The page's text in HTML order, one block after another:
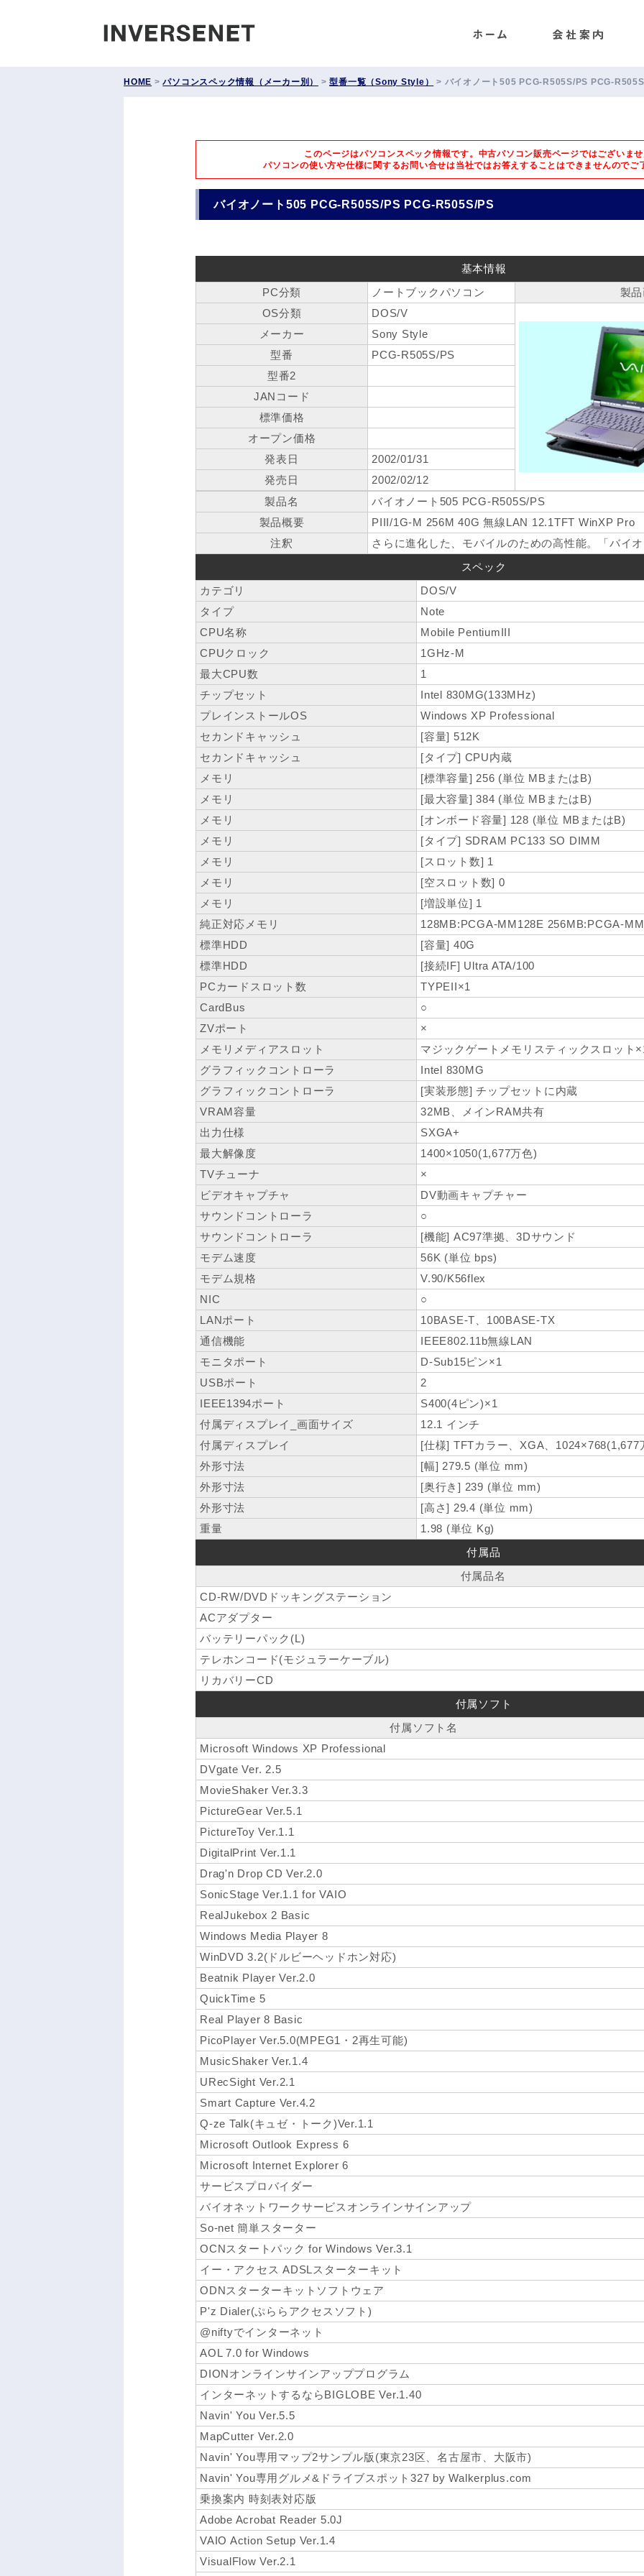
HOME >パソコンスペック情報（メーカー別） >型番一覧（Sony Style） > バイオノート505 PCG-R505S/PS PCG-
このページはパソコンスペック情報です。中古パソコン販売ページではございま
パソコンの使い方や仕様に関するお問い合せは当社ではお答えすることはできませんのでご
バイオノート505 PCG-R505S/PS PCG-R505S/PS
基本情報
PC分類
ノートブックパソコン
製
OS分類
DOS/V
メーカー
Sony Style
型番
PCG-R505S/PS
型番2
JANコード
標準価格
オープン価格
発表日
2002/01/31
発売日
2002/02/12
製品名
バイオノート505 PCG-R505S/PS
製品概要
PIII/1G-M 256M 40G 無線LAN 12.1TFT WinXP Pro
注釈
さらに進化した、モバイルのための高性能。「バイ
スペック
カテゴリ
DOS/V
タイプ
Note
CPU名称
Mobile PentiumIII
CPUクロック
1GHz-M
最大CPU数
1
チップセット
Intel 830MG(133MHz)
プレインストールOS
Windows XP Professional
セカンドキャッシュ
[容量] 512K
セカンドキャッシュ
[タイプ] CPU内蔵
メモリ
[標準容量] 256 (単位 MBまたはB)
メモリ
[最大容量] 384 (単位 MBまたはB)
メモリ
[オンボード容量] 128 (単位 MBまたはB)
メモリ
[タイプ] SDRAM PC133 SO DIMM
メモリ
[スロット数] 1
メモリ
[空スロット数] 0
メモリ
[増設単位] 1
純正対応メモリ
128MB:PCGA-MM128E 256MB:PCGA-
標準HDD
[容量] 40G
標準HDD
[接続IF] Ultra ATA/100
PCカードスロット数
TYPEII×1
CardBus
○
ZVポート
×
メモリメディアスロット
マジックゲートメモリスティックスロット
グラフィックコントローラ
Intel 830MG
グラフィックコントローラ
[実装形態] チップセットに内蔵
VRAM容量
32MB、メインRAM共有
出力仕様
SXGA+
最大解像度
1400×1050(1,677万色)
TVチューナ
×
ビデオキャプチャ
DV動画キャプチャー
サウンドコントローラ
○
サウンドコントローラ
[機能] AC97準拠、3Dサウンド
モデム速度
56K (単位 bps)
モデム規格
V.90/K56flex
NIC
○
LANポート
10BASE-T、100BASE-TX
通信機能
IEEE802.11b無線LAN
モニタポート
D-Sub15ピン×1
USBポート
2
IEEE1394ポート
S400(4ピン)×1
付属ディスプレイ_画面サイズ
12.1 インチ
付属ディスプレイ
[仕様] TFTカラー、XGA、1024×768(1,677
外形寸法
[幅] 279.5 (単位 mm)
外形寸法
[奥行き] 239 (単位 mm)
外形寸法
[高さ] 29.4 (単位 mm)
重量
1.98 (単位 Kg)
付属品
付属品名
CD-RW/DVDドッキングステーション
ACアダプター
バッテリーパック(L)
テレホンコード(モジュラーケーブル)
リカバリーCD
付属ソフト
付属ソフト名
Microsoft Windows XP Professional
DVgate Ver. 2.5
MovieShaker Ver.3.3
PictureGear Ver.5.1
PictureToy Ver.1.1
DigitalPrint Ver.1.1
Drag'n Drop CD Ver.2.0
SonicStage Ver.1.1 for VAIO
RealJukebox 2 Basic
Windows Media Player 8
WinDVD 3.2(ドルビーヘッドホン対応)
Beatnik Player Ver.2.0
QuickTime 5
Real Player 8 Basic
PicoPlayer Ver.5.0(MPEG1・2再生可能)
MusicShaker Ver.1.4
URecSight Ver.2.1
Smart Capture Ver.4.2
Q-ze Talk(キュゼ・トーク)Ver.1.1
Microsoft Outlook Express 6
Microsoft Internet Explorer 6
サービスプロバイダー
バイオネットワークサービスオンラインサインアップ
So-net 簡単スターター
OCNスタートパック for Windows Ver.3.1
イー・アクセス ADSLスターターキット
ODNスターターキットソフトウェア
P'z Dialer(ぷららアクセスソフト)
@niftyでインターネット
AOL 7.0 for Windows
DIONオンラインサインアッププログラム
インターネットするならBIGLOBE Ver.1.40
Navin' You Ver.5.5
MapCutter Ver.2.0
Navin' You専用マップ2サンプル版(東京23区、名古屋市、大阪市)
Navin' You専用グルメ&ドライブスポット327 by Walkerplus.com
乗換案内 時刻表対応版
Adobe Acrobat Reader 5.0J
VAIO Action Setup Ver.1.4
VisualFlow Ver.2.1